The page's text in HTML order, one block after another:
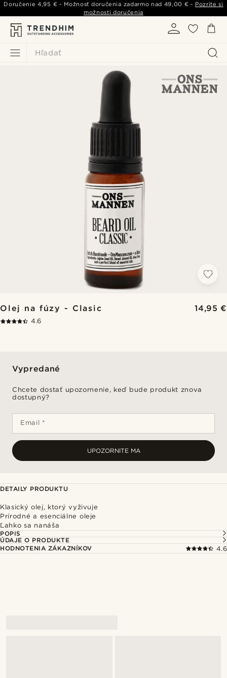
Hľadať
Doručenie4,95 € - Možnosť doručenia zadarmo nad 49,00 € - Pozrite si
možnosti doručenia
Olej na fúzy - Clasic 14,95 €
4.6
Vypredané
Chcete dostať upozornenie, keď bude produkt znova
dostupný?
Email *
UPOZORNITE MA
DETAILY PRODUKTU
Klasický olej, ktorý vyživuje
Prírodné a esenciálne oleje
Ľahko sa nanáša
POPIS
ÚDAJE O PRODUKTE
HODNOTENIA ZÁKAZNÍKOV
4.6